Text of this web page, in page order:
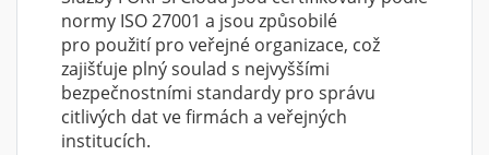
normy ISO 27001 a jsou způsobilé
pro použití pro veřejné organizace, což
zajišťuje plný soulad s nejvyššími
bezpečnostními standardy pro správu
citlivých dat ve firmách a veřejných
institucích.